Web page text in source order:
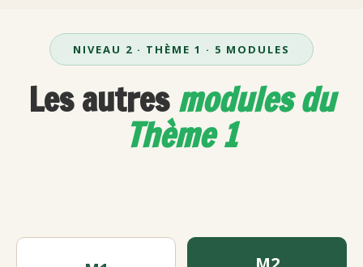
NIVEAU 2 · THÈME 1 · 5 MODULES
Les autresmodules du
Thème 1